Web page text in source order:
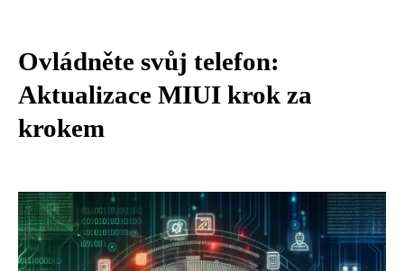
Ovládněte svůj telefon:
Aktualizace MIUI krok za
krokem